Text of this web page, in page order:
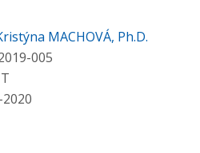
MACHOVÁ, Ph.D.
005